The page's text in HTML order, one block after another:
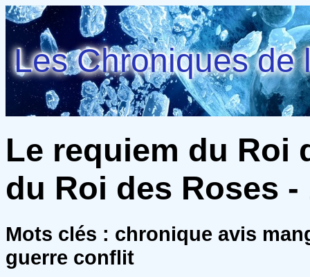
Les Chroniques de
Le requiem du Roi
du Roi des Roses -
Mots clés : chronique avis
guerre conflit